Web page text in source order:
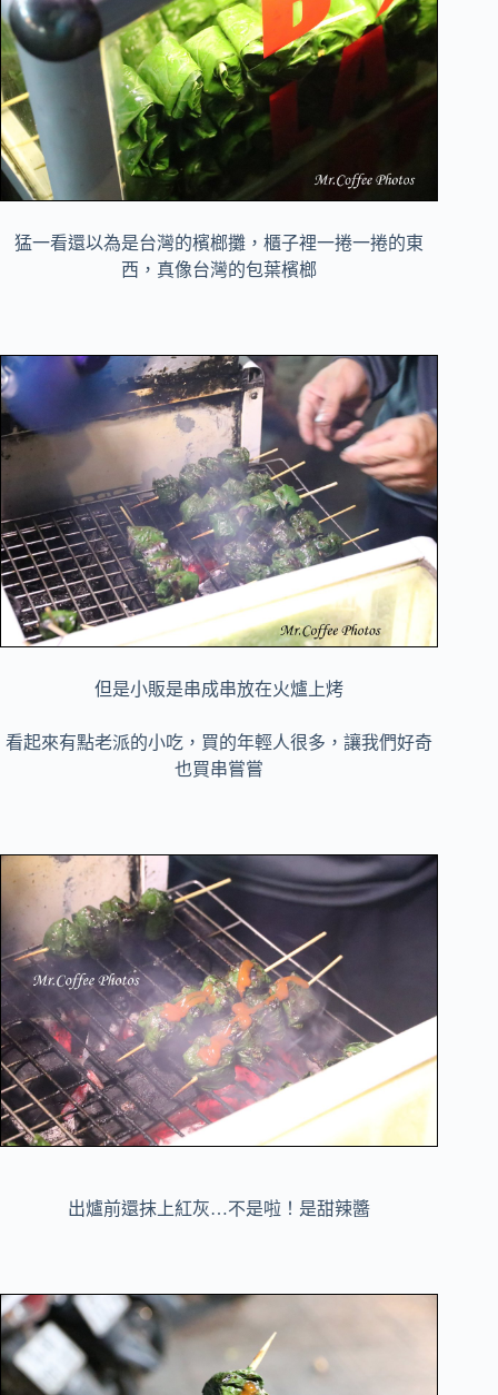
猛一看還以為是台灣的檳榔攤，櫃子裡一捲一捲的東
西，真像台灣的包葉檳榔
但是小販是串成串放在火爐上烤
看起來有點老派的小吃，買的年輕人很多，讓我們好奇
也買串嘗嘗
出爐前還抹上紅灰…不是啦！是甜辣醬